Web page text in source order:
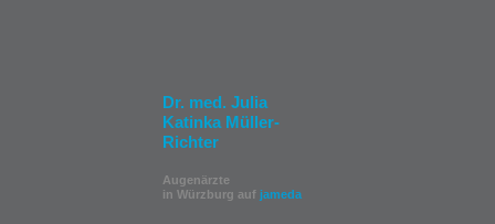
Dr. med. Julia
Katinka Müller-
Richter
Augenärzte
in Würzburg auf jameda